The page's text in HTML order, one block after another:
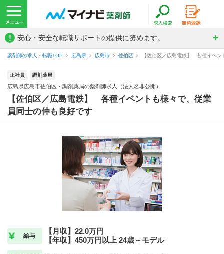
! 安心・安全な転職サポートの提供に努めます。
薬剤師の求人・転職TOP 広島県 広島市 佐伯区 【佐伯区／広島電鉄】 各種イベ
正社員 調剤薬局
広島県広島市佐伯区・調剤薬局の薬剤師求人（法人名非公開）
【佐伯区／広島電鉄】 各種イベントも様々で、従業
員同士の仲も良好です
給与
【月収】22.0万円
【年収】450万円以上 24歳～モデル